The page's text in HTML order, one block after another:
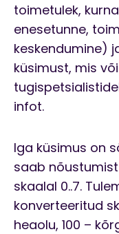
toimetulek,
enesetunne,
keskendumine)
küsimust, mis
infot.
Iga küsimus on
saab
skaalal 0..7.
konverteeritud
heaolu, 100 –